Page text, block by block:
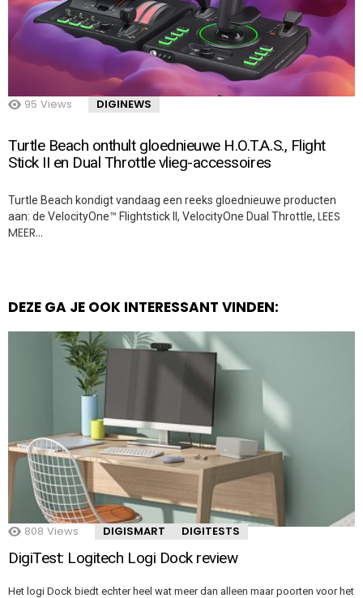
95 Views DIGINEWS
Turtle Beach onthult gloednieuwe H.O.T.A.S., Flight
Stick II en Dual Throttle vlieg-accessoires
Turtle Beach kondigt vandaag een reeks gloednieuwe producten
aan: de VelocityOne™ Flightstick II, VelocityOne Dual Throttle, LEES
MEER…
DEZE GA JE OOK INTERESSANT VINDEN:
808 Views DIGISMART DIGITESTS
DigiTest: Logitech Logi Dock review
Het logi Dock biedt echter heel wat meer dan alleen maar poorten voor het